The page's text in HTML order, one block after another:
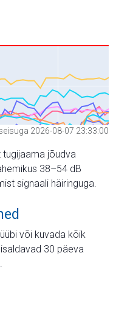
2026-08-07 23:33:00
tugijaama jõudva
38–54 dB
signaali häiringuga.
või kuvada kõik
30 päeva